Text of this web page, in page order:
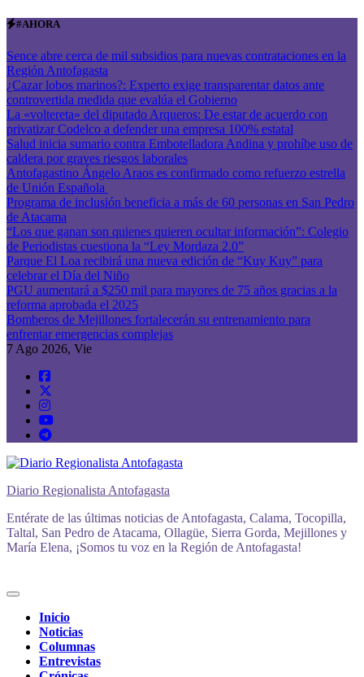
Saltar
contenido
#AHORA
Sence abre cerca de mil subsidios para nuevas contrataciones en la
Región Antofagasta
¿Cazar lobos marinos?: Experto exige transparentar datos ante
controvertida medida que evalúa el Gobierno
La «voltereta» del diputado Arqueros: De estar de acuerdo con
privatizar Codelco a defender una empresa 100% estatal
Salud inicia sumario contra Embotelladora Andina y prohíbe uso de
caldera por graves riesgos laborales
Antofagastino Ángelo Araos es confirmado como refuerzo estrella
de Unión Española
Programa de inclusión beneficia a más de 60 personas en San Pedro
de Atacama
“Los que ganan son quienes quieren ocultar información”: Colegio
de Periodistas cuestiona la “Ley Mordaza 2.0”
Parque El Loa recibirá una nueva edición de “Kuy Kuy” para
celebrar el Día del Niño
PGU aumentará a $250 mil para mayores de 75 años gracias a la
reforma aprobada el 2025
Bomberos de Mejillones fortalecerán su entrenamiento para
enfrentar emergencias complejas
7 Ago 2026, Vie
Diario Regionalista Antofagasta
Entérate de las últimas noticias de Antofagasta, Calama, Tocopilla,
Taltal, San Pedro de Atacama, Ollagüe, Sierra Gorda, Mejillones y
María Elena, ¡Somos tu voz en la Región de Antofagasta!
Inicio
Noticias
Columnas
Entrevistas